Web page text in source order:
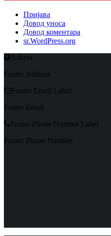
Пријава
Довод уноса
Довод коментара
sr.WordPress.org
Adresa
Footer Address
Footer Email Label
Footer Email
Footer Phone Number Label
Footer Phone Number